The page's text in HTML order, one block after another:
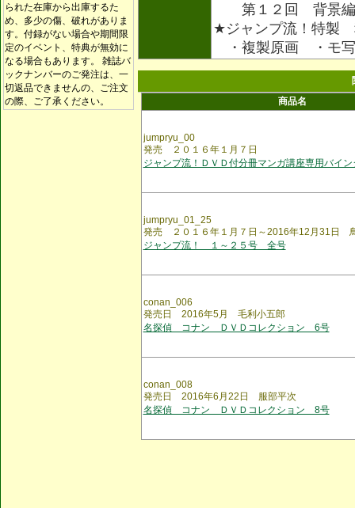
られた在庫から出庫するた
め、多少の傷、破れがありま
す。付録がない場合や期間限
定のイベント、特典が無効に
なる場合もあります。 雑誌バ
ックナンバーのご発注は、一
切返品できませんの、ご注文
の際、ご了承ください。
第１２回 背景編
★ジャンプ流！特製
・複製原画 ・モ
商品名
jumpryu_00
発売 ２０１６年１月７日
ジャンプ流！ＤＶＤ付分冊マンガ講座専用バイン
jumpryu_01_25
発売 ２０１６年１月７日～2016年12月31日
ジャンプ流！ １～２５号 全号
conan_006
発売日 2016年5月 毛利小五郎
名探偵 コナン ＤＶＤコレクション 6号
conan_008
発売日 2016年6月22日 服部平次
名探偵 コナン ＤＶＤコレクション 8号